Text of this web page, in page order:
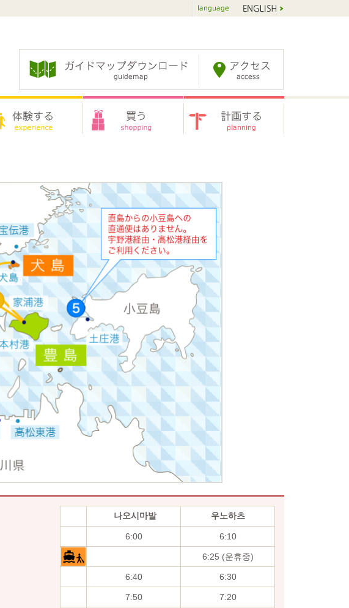
나오시마발 우노하츠
6:00 6:10
6:25 (운휴중)
6:40 6:30
7:50 7:20